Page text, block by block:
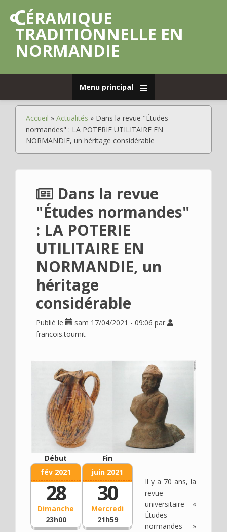
contenu
principal
CÉRAMIQUE
TRADITIONNELLE EN
NORMANDIE
Menu principal
Déplier
Poterie
de
Déplier
Poterie
Déplier
Faïence
Déplier
Porcelaine
Déplier
Usage
Actualités
Déplier
Où
Déplier
Contact
Fil
d'Ariane
Accueil Actualités
Dans la revue "Études
normandes" : LA POTERIE UTILITAIRE EN
NORMANDIE, un héritage considérable
Dans la revue
"Études normandes"
: LA POTERIE
UTILITAIRE EN
NORMANDIE, un
héritage
considérable
Publié le sam 17/04/2021 - 09:06 par
francois.toumit
Image
Début
Dimanche
fév 2021
28
23h00
Fin
Mercredi
juin 2021
30
21h59
Il y a 70 ans, la
revue
universitaire «
Études
normandes »